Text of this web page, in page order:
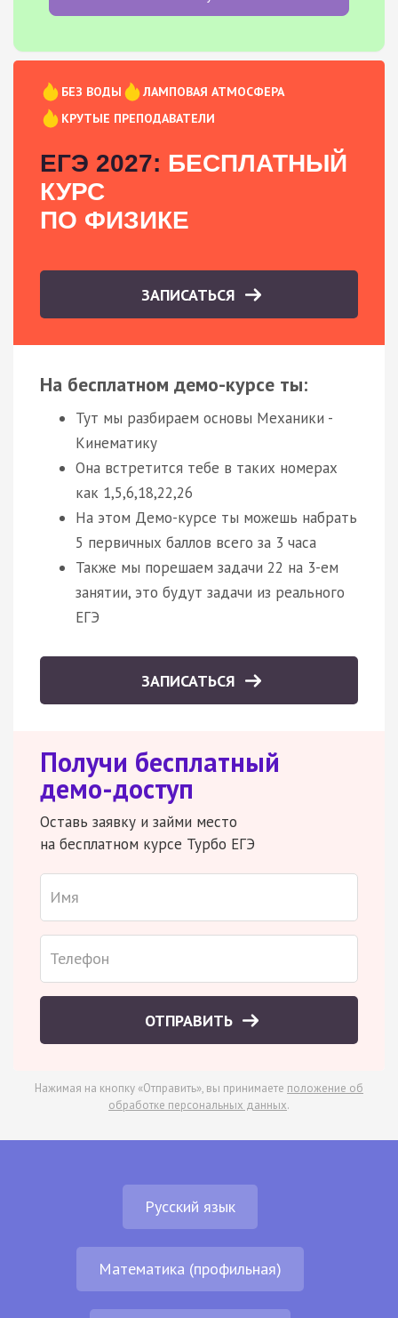
БЕЗ ВОДЫ
ЛАМПОВАЯ АТМОСФЕРА
КРУТЫЕ ПРЕПОДАВАТЕЛИ
ЕГЭ 2027: БЕСПЛАТНЫЙ
КУРС
ПО ФИЗИКЕ
ЗАПИСАТЬСЯ
На бесплатном демо-курсе ты:
Тут мы разбираем основы Механики -
Кинематику
Она встретится тебе в таких номерах
как 1,5,6,18,22,26
На этом Демо-курсе ты можешь набрать
5 первичных баллов всего за 3 часа
Также мы порешаем задачи 22 на 3-ем
занятии, это будут задачи из реального
ЕГЭ
ЗАПИСАТЬСЯ
Получи бесплатный
демо-доступ
Оставь заявку и займи место
на бесплатном курсе Турбо ЕГЭ
ОТПРАВИТЬ
Нажимая на кнопку «Отправить», вы принимаете положение об
обработке персональных данных.
Русский язык
Математика (профильная)